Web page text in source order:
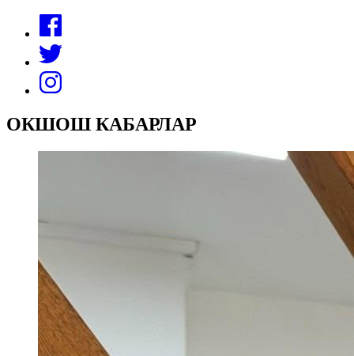
ОКШОШ КАБАРЛАР